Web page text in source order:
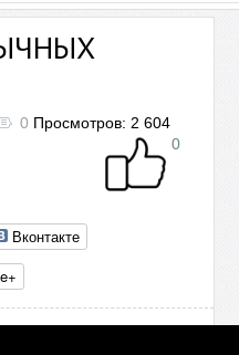
0 Просмотров: 2 604
0
Вконтакте